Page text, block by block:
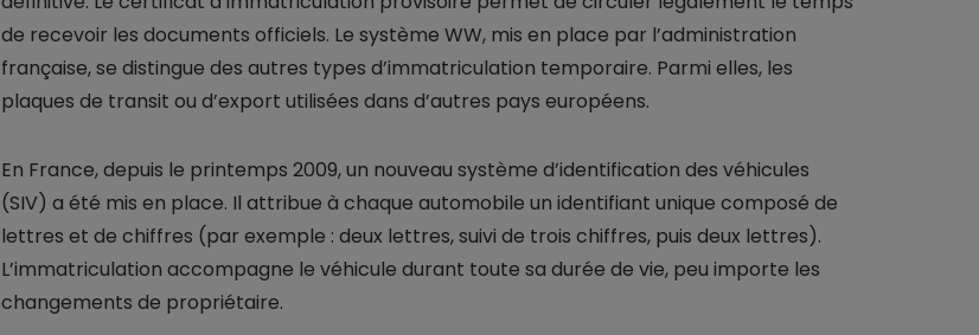
de recevoir les documents officiels. Le système WW, mis en place par l’administration
française, se distingue des autres types d’immatriculation temporaire. Parmi elles, les
plaques de transit ou d’export utilisées dans d’autres pays européens.
En France, depuis le printemps 2009, un nouveau système d’identification des véhicules
(SIV) a été mis en place. Il attribue à chaque automobile un identifiant unique composé de
lettres et de chiffres (par exemple : deux lettres, suivi de trois chiffres, puis deux lettres).
L’immatriculation accompagne le véhicule durant toute sa durée de vie, peu importe les
changements de propriétaire.